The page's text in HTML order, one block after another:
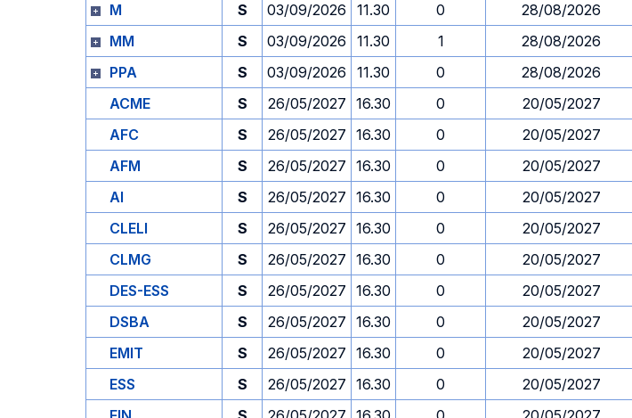
M
S 03/09/2026 11.30 0
28/08/2026
MM
S 03/09/2026 11.30 1
28/08/2026
PPA
S 03/09/2026 11.30 0
28/08/2026
ACME
S 26/05/2027 16.30 0
20/05/2027
AFC
S 26/05/2027 16.30 0
20/05/2027
AFM
S 26/05/2027 16.30 0
20/05/2027
AI
S 26/05/2027 16.30 0
20/05/2027
CLELI
S 26/05/2027 16.30 0
20/05/2027
CLMG
S 26/05/2027 16.30 0
20/05/2027
DES-ESS
S 26/05/2027 16.30 0
20/05/2027
DSBA
S 26/05/2027 16.30 0
20/05/2027
EMIT
S 26/05/2027 16.30 0
20/05/2027
ESS
S 26/05/2027 16.30 0
20/05/2027